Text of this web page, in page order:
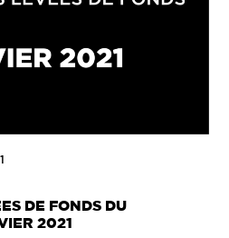
DE FONDS DU
2021